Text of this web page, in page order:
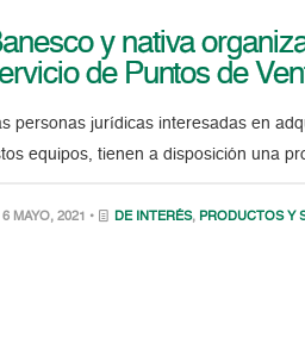
y nativa
de Puntos de
personas jurídicas interesadas en
equipos, tienen a disposición una
6 MAYO, 2021 • DE INTERÉS, PRODUCTOS Y